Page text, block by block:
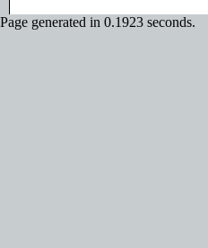
Page generated in 0.1923 seconds.